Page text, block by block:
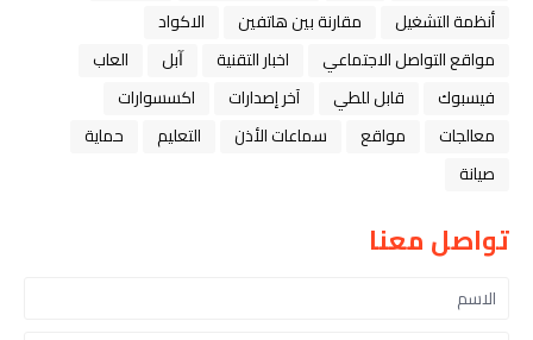
أنظمة التشغيل
مقارنة بين هاتفين
الاكواد
مواقع التواصل الاجتماعي
اخبار التقنية ﺁﺑﻞ
العاب
فيسبوك
قابل للطي آخر إصدارات
اكسسوارات
معالجات
مواقع سماعات الأذن التعليم
حماية
صيانة
تواصل معنا